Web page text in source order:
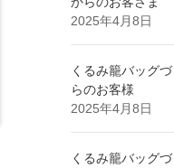
2025年4月8日
くるみ籠バッグ
らのお客様
2025年4月8日
くるみ籠バッグ